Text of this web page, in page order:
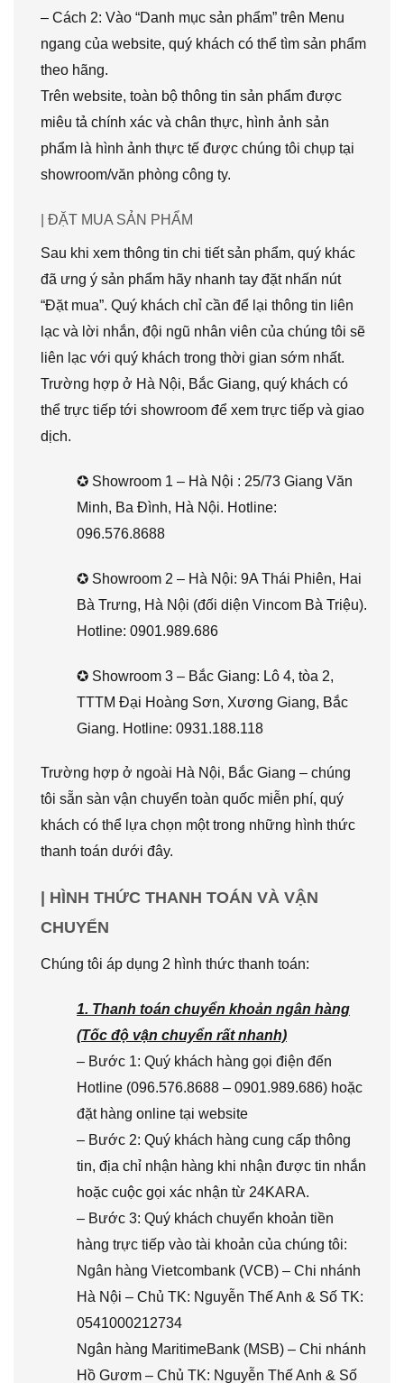
– Cách 2: Vào “Danh mục sản phẩm” trên Menu
ngang của website, quý khách có thể tìm sản phẩm
theo hãng.
Trên website, toàn bộ thông tin sản phẩm được
miêu tả chính xác và chân thực, hình ảnh sản
phẩm là hình ảnh thực tế được chúng tôi chụp tại
showroom/văn phòng công ty.
| ĐẶT MUA SẢN PHẨM
Sau khi xem thông tin chi tiết sản phẩm, quý khác
đã ưng ý sản phẩm hãy nhanh tay đặt nhấn nút
“Đặt mua”. Quý khách chỉ cần để lại thông tin liên
lạc và lời nhắn, đội ngũ nhân viên của chúng tôi sẽ
liên lạc với quý khách trong thời gian sớm nhất.
Trường hợp ở Hà Nội, Bắc Giang, quý khách có
thể trực tiếp tới showroom để xem trực tiếp và giao
dịch.
✪ Showroom 1 – Hà Nội : 25/73 Giang Văn
Minh, Ba Đình, Hà Nội. Hotline:
096.576.8688
✪ Showroom 2 – Hà Nội: 9A Thái Phiên, Hai
Bà Trưng, Hà Nội (đối diện Vincom Bà Triệu).
Hotline: 0901.989.686
✪ Showroom 3 – Bắc Giang: Lô 4, tòa 2,
TTTM Đại Hoàng Sơn, Xương Giang, Bắc
Giang. Hotline: 0931.188.118
Trường hợp ở ngoài Hà Nội, Bắc Giang – chúng
tôi sẵn sàn vận chuyển toàn quốc miễn phí, quý
khách có thể lựa chọn một trong những hình thức
thanh toán dưới đây.
| HÌNH THỨC THANH TOÁN VÀ VẬN
CHUYỂN
Chúng tôi áp dụng 2 hình thức thanh toán:
1. Thanh toán chuyển khoản ngân hàng
(Tốc độ vận chuyển rất nhanh)
– Bước 1: Quý khách hàng gọi điện đến
Hotline (096.576.8688 – 0901.989.686) hoặc
đặt hàng online tại website
– Bước 2: Quý khách hàng cung cấp thông
tin, địa chỉ nhận hàng khi nhận được tin nhắn
hoặc cuộc gọi xác nhận từ 24KARA.
– Bước 3: Quý khách chuyển khoản tiền
hàng trực tiếp vào tài khoản của chúng tôi:
Ngân hàng Vietcombank (VCB) – Chi nhánh
Hà Nội – Chủ TK: Nguyễn Thế Anh & Số TK:
0541000212734
Ngân hàng MaritimeBank (MSB) – Chi nhánh
Hồ Gươm – Chủ TK: Nguyễn Thế Anh & Số